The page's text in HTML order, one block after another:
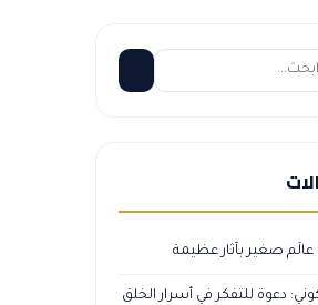
عالَم صغير بآثار عظيمة
دعوة للتفكر في أسرار الخلق